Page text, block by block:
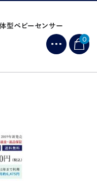
0